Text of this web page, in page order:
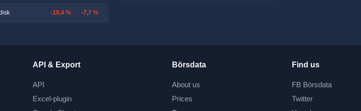
-10,4 % -7,7 %
API & Export
API
Excel-plugin
Börsdata
About us
Prices
Find us
FB Börsdata
Twitter